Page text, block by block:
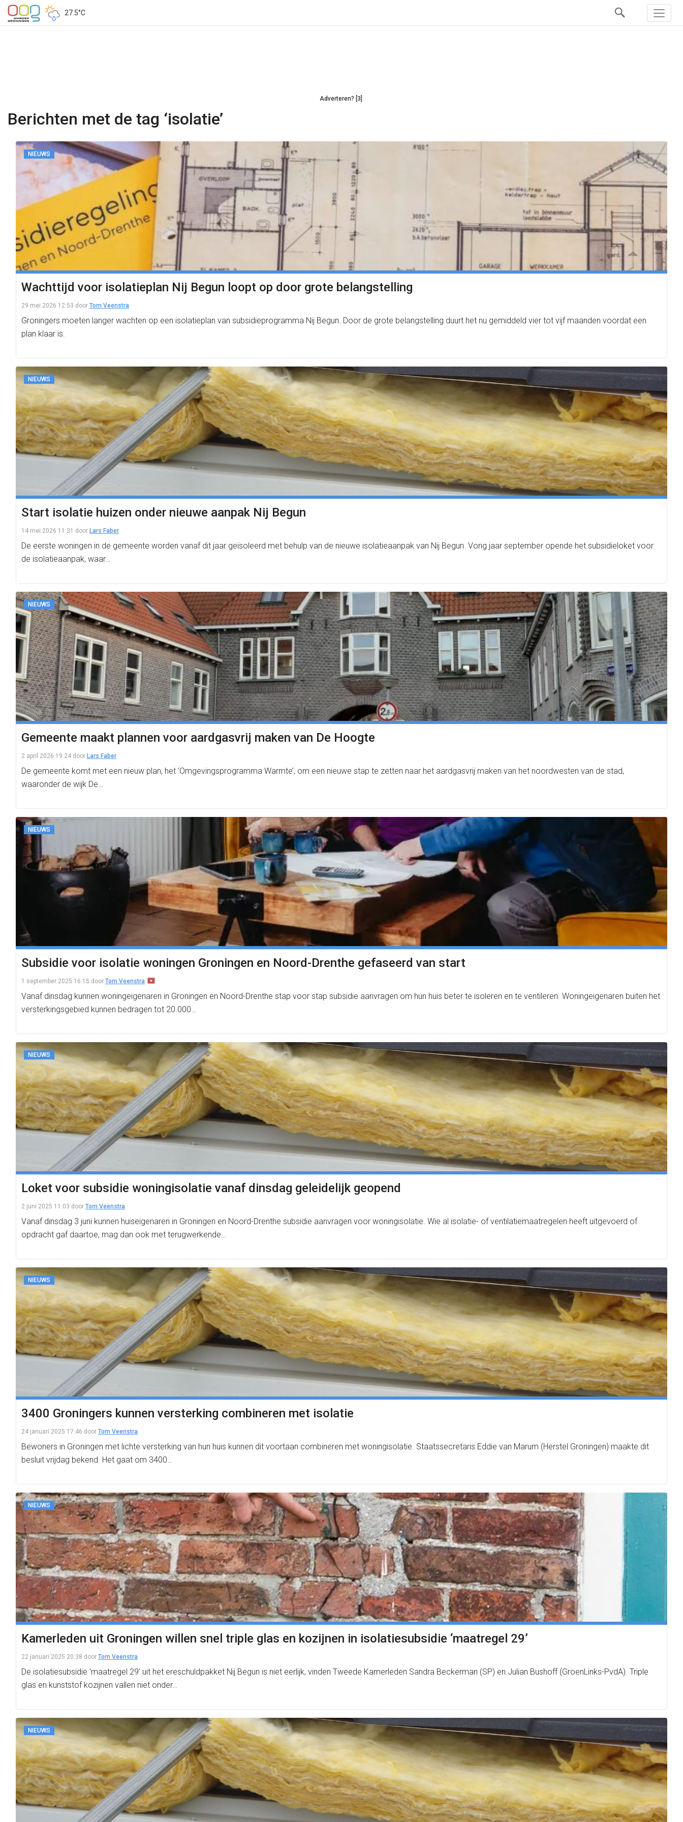
27.5°C
Adverteren? [3]
Berichten met de tag ‘isolatie’
NIEUWS
Wachttijd voor isolatieplan Nij Begun loopt op door grote belangstelling
29 mei 2026 12:53 door Tom Veenstra
Groningers moeten langer wachten op een isolatieplan van subsidieprogramma Nij Begun. Door de grote belangstelling duurt het nu gemiddeld vier tot vijf maanden voordat een
plan klaar is.
NIEUWS
Start isolatie huizen onder nieuwe aanpak Nij Begun
14 mei 2026 11:31 door Lars Faber
De eerste woningen in de gemeente worden vanaf dit jaar geïsoleerd met behulp van de nieuwe isolatieaanpak van Nij Begun. Vorig jaar september opende het subsidieloket voor
de isolatieaanpak, waar…
NIEUWS
Gemeente maakt plannen voor aardgasvrij maken van De Hoogte
2 april 2026 19:24 door Lars Faber
De gemeente komt met een nieuw plan, het ‘Omgevingsprogramma Warmte’, om een nieuwe stap te zetten naar het aardgasvrij maken van het noordwesten van de stad,
waaronder de wijk De…
NIEUWS
Subsidie voor isolatie woningen Groningen en Noord-Drenthe gefaseerd van start
1 september 2025 16:15 door Tom Veenstra
Vanaf dinsdag kunnen woningeigenaren in Groningen en Noord-Drenthe stap voor stap subsidie aanvragen om hun huis beter te isoleren en te ventileren. Woningeigenaren buiten het
versterkingsgebied kunnen bedragen tot 20.000…
NIEUWS
Loket voor subsidie woningisolatie vanaf dinsdag geleidelijk geopend
2 juni 2025 11:03 door Tom Veenstra
Vanaf dinsdag 3 juni kunnen huiseigenaren in Groningen en Noord-Drenthe subsidie aanvragen voor woningisolatie. Wie al isolatie- of ventilatiemaatregelen heeft uitgevoerd of
opdracht gaf daartoe, mag dan ook met terugwerkende…
NIEUWS
3400 Groningers kunnen versterking combineren met isolatie
24 januari 2025 17:46 door Tom Veenstra
Bewoners in Groningen met lichte versterking van hun huis kunnen dit voortaan combineren met woningisolatie. Staatssecretaris Eddie van Marum (Herstel Groningen) maakte dit
besluit vrijdag bekend. Het gaat om 3400…
NIEUWS
Kamerleden uit Groningen willen snel triple glas en kozijnen in isolatiesubsidie ‘maatregel 29’
22 januari 2025 20:38 door Tom Veenstra
De isolatiesubsidie ‘maatregel 29’ uit het ereschuldpakket Nij Begun is niet eerlijk, vinden Tweede Kamerleden Sandra Beckerman (SP) en Julian Bushoff (GroenLinks-PvdA). Triple
glas en kunststof kozijnen vallen niet onder…
NIEUWS